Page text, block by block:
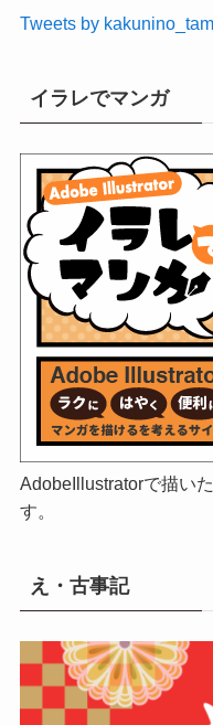
Tweets by
イラレでマンガ
AdobeIllustratorで描い
す。
え・古事記